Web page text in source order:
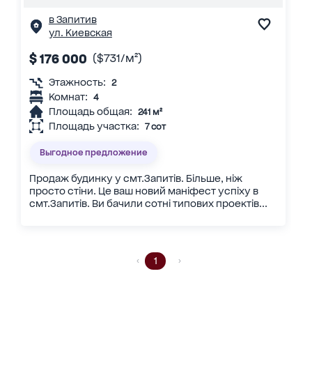
в Запитив
ул. Киевская
$ 176 000 ($731/м²)
Этажность: 2
Комнат: 4
Площадь общая: 241 м²
Площадь участка: 7 сот
Выгодное предложение
Продаж будинку у смт.Запитів. Більше, ніж
просто стіни. Це ваш новий маніфест успіху в
смт.Запитів. Ви бачили сотні типових проектів...
1